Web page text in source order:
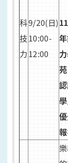
科
技
力
9/20(日)
10:00-
12:00
苑